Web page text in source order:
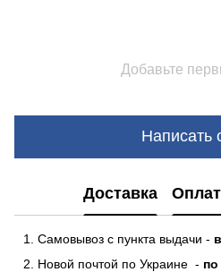
Добавьте
Написать
Доставка
Самовывоз с пункта выдачи -
Новой почтой по Украине -